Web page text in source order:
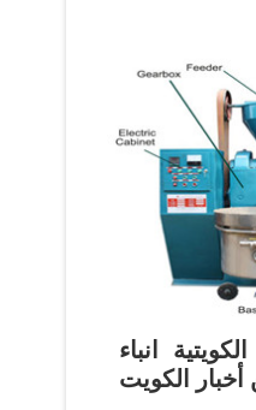
انباء
أخبار الكويت